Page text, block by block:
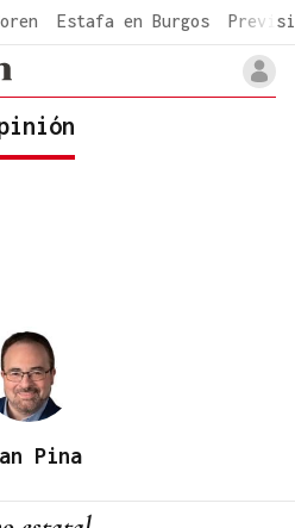
Estafa en Burgos
Pina